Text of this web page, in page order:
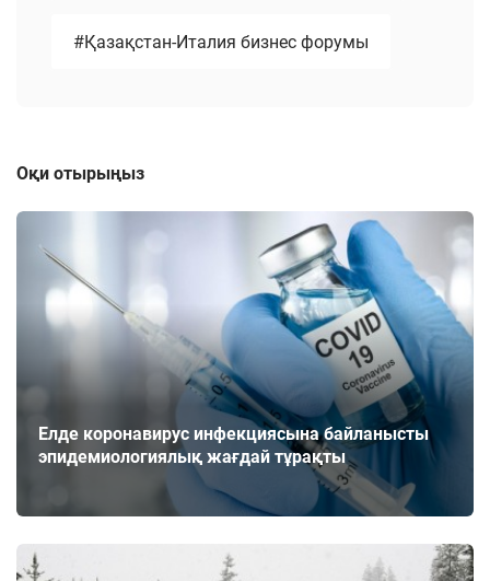
#Қазақстан-Италия бизнес форумы
Оқи отырыңыз
Елде коронавирус инфекциясына байланысты
эпидемиологиялық жағдай тұрақты